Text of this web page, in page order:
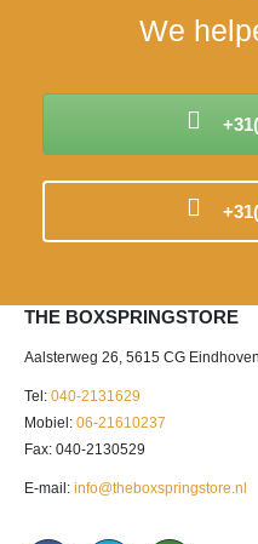
We
THE BOXSPRINGSTORE
Aalsterweg 26, 5615 CG Eindhoven
Tel: 040-2131629
Mobiel: 06-21610237
Fax: 040-2130529
E-mail: info@theboxspringstore.nl